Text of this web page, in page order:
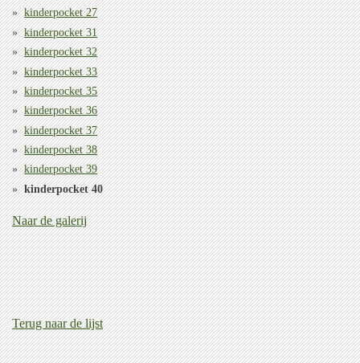
kinderpocket 27
kinderpocket 31
kinderpocket 32
kinderpocket 33
kinderpocket 35
kinderpocket 36
kinderpocket 37
kinderpocket 38
kinderpocket 39
kinderpocket 40
Naar de galerij
Terug naar de lijst